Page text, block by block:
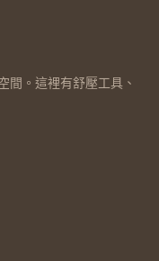
間。這裡有舒壓工具、